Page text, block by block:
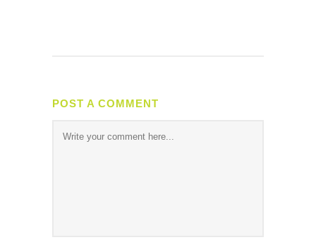
POST A COMMENT